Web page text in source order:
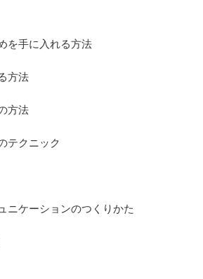
を手に入れる方法
方法
方法
テクニック
ニケーションのつくりかた